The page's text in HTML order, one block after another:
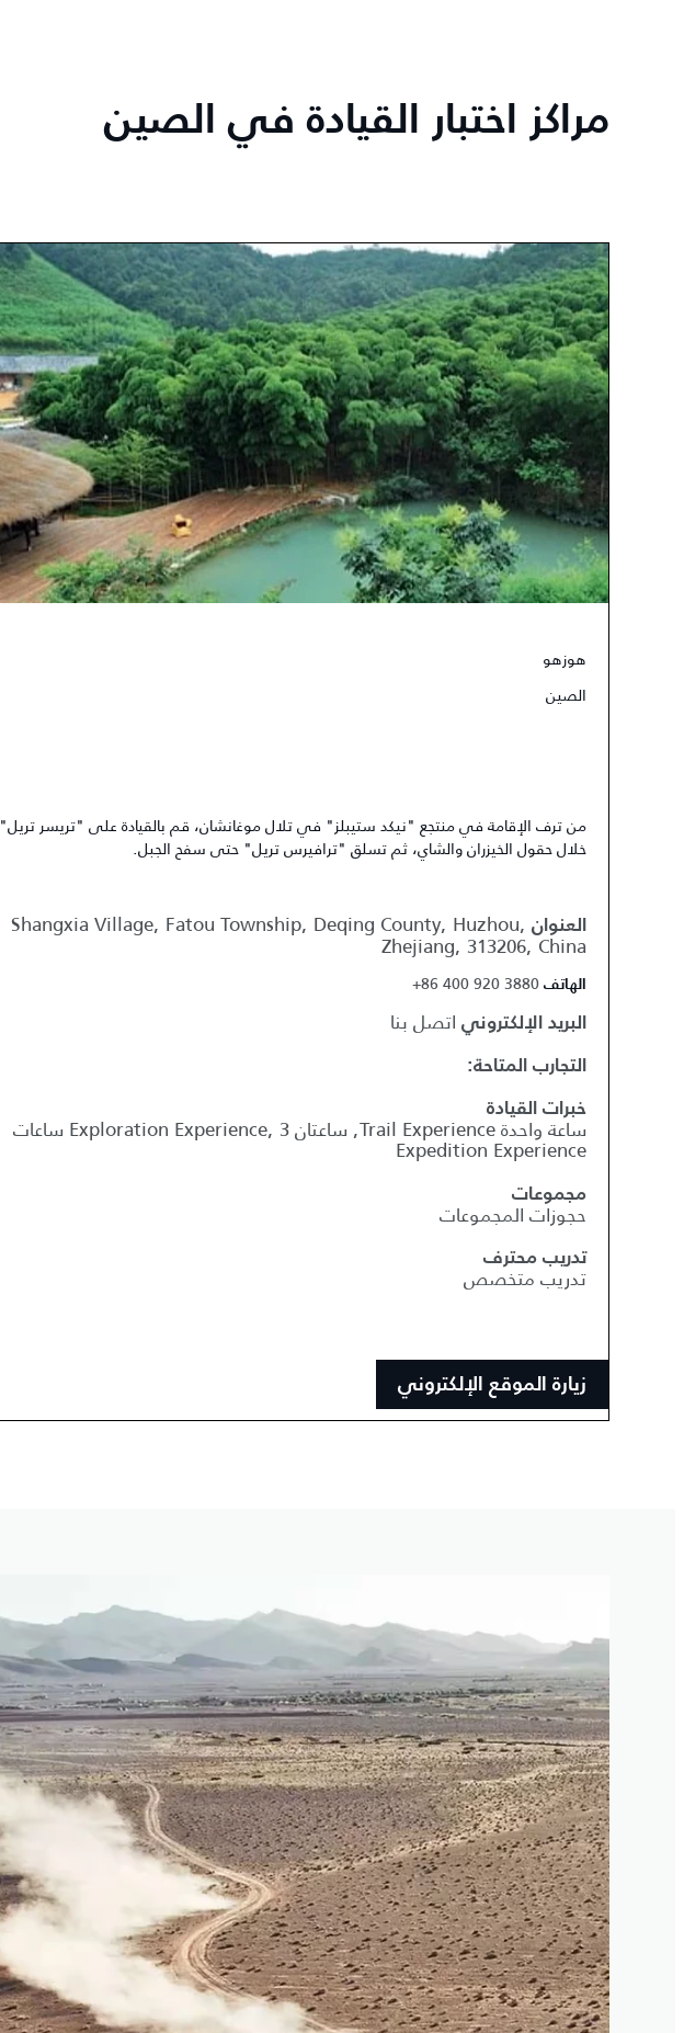
مراكز اختبار القيادة في الصين
هوزهو
الصين
من ترف الإقامة في منتجع "نيكد ستيبلز" في تلال موغانشان، قم بالقيادة على "تريسر تريل"
خلال حقول الخيزران والشاي، ثم تسلق "ترافيرس تريل" حتى سفح الجبل.
العنوان Shangxia Village, Fatou Township, Deqing County, Huzhou,
Zhejiang, 313206, China
الهاتف +86 400 920 3880
البريد الإلكتروني اتصل بنا
التجارب المتاحة:
خبرات القيادة
ساعة واحدة Trail Experience, ساعتان Exploration Experience, 3 ساعات
Expedition Experience
مجموعات
حجوزات المجموعات
تدريب محترف
تدريب متخصص
زيارة الموقع الإلكتروني